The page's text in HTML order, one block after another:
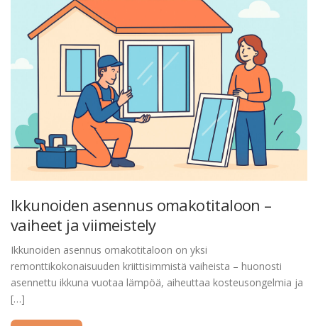
Ikkunoiden asennus omakotitaloon –
vaiheet ja viimeistely
Ikkunoiden asennus omakotitaloon on yksi
remonttikokonaisuuden kriittisimmistä vaiheista – huonosti
asennettu ikkuna vuotaa lämpöä, aiheuttaa kosteusongelmia ja
[…]